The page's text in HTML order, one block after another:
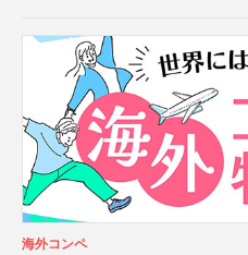
海外コンペ